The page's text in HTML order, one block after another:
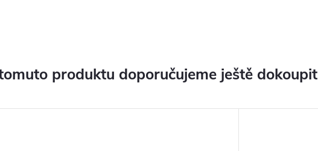
produktu doporučujeme ještě dokoupit